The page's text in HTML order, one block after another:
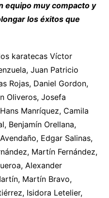
equipo muy compacto y
los éxitos que
karatecas Víctor
Juan Patricio
Rojas, Daniel Gordon,
Oliveros, Josefa
Manríquez, Camila
Benjamín Orellana,
Edgar Salinas,
Martín Fernández,
Alexander
Martín Bravo,
Isidora Letelier,